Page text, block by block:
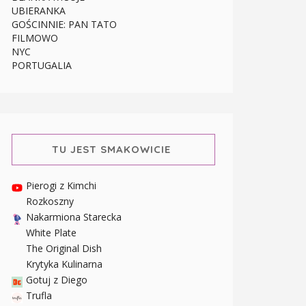
UBIERANKA
GOŚCINNIE: PAN TATO
FILMOWO
NYC
PORTUGALIA
TU JEST SMAKOWICIE
Pierogi z Kimchi
Rozkoszny
Nakarmiona Starecka
White Plate
The Original Dish
Krytyka Kulinarna
Gotuj z Diego
Trufla